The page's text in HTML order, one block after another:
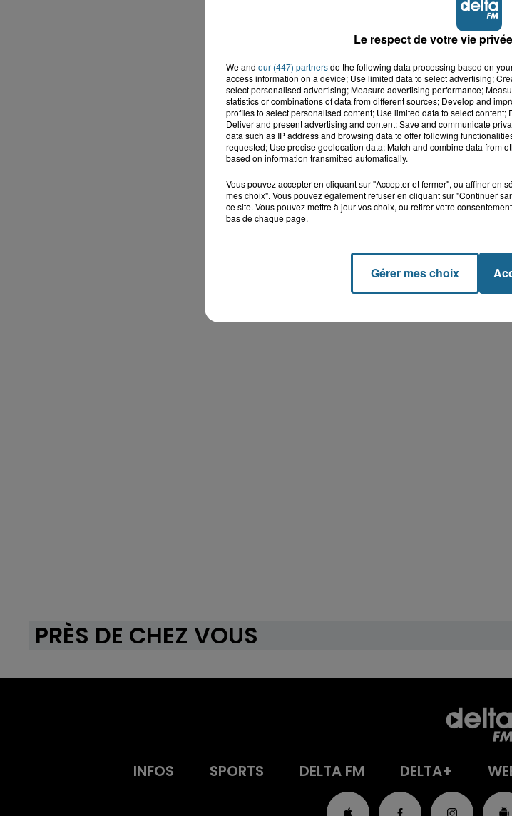
PRÈS DE CHEZ VOUS
INFOS SPORTS DELTA FM DELTA+
Le respect de votre vie
We and our (447) partnersdo the following data processing based on
access information on a device; Use limited data to select advertising;
select personalised advertising; Measure advertising performance;
statistics or combinations of data from different sources; Develop and
profiles to select personalised content; Use limited data to select
Deliver and present advertising and content; Save and communicate
data such as IP address and browsing data to offer following
requested; Use precise geolocation data; Match and combine data from
based on information transmitted automatically.
Vous pouvez accepter en cliquant sur "Accepter et fermer", ou affiner en
mes choix". Vous pouvez également refuser en cliquant sur "Continuer
ce site. Vous pouvez mettre à jour vos choix, ou retirer votre
bas de chaque page.
Gérer mes choix